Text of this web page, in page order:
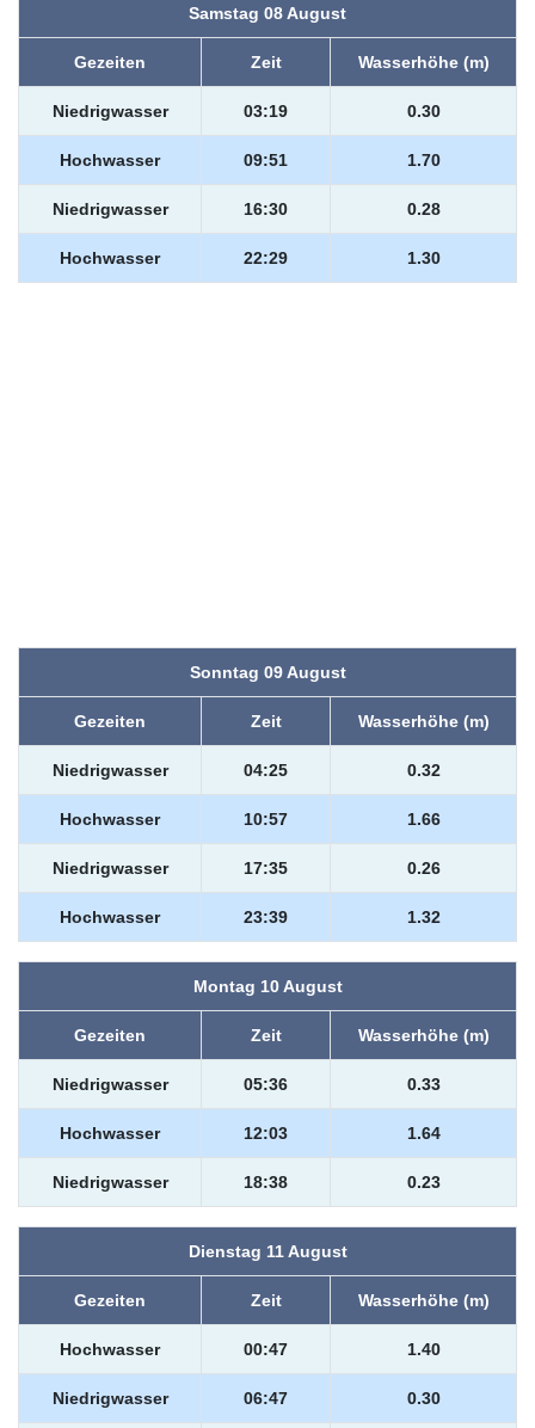
Samstag 08 August
Gezeiten Zeit Wasserhöhe (m)
Niedrigwasser 03:19 0.30
Hochwasser 09:51 1.70
Niedrigwasser 16:30 0.28
Hochwasser 22:29 1.30
Sonntag 09 August
Gezeiten Zeit Wasserhöhe (m)
Niedrigwasser 04:25 0.32
Hochwasser 10:57 1.66
Niedrigwasser 17:35 0.26
Hochwasser 23:39 1.32
Montag 10 August
Gezeiten Zeit Wasserhöhe (m)
Niedrigwasser 05:36 0.33
Hochwasser 12:03 1.64
Niedrigwasser 18:38 0.23
Dienstag 11 August
Gezeiten Zeit Wasserhöhe (m)
Hochwasser 00:47 1.40
Niedrigwasser 06:47 0.30